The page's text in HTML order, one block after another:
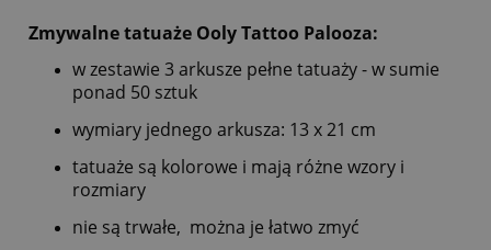
Zmywalne tatuaże Ooly Tattoo Palooza:
w zestawie 3 arkusze pełne tatuaży - w sumie
ponad 50 sztuk
wymiary jednego arkusza: 13 x 21 cm
tatuaże są kolorowe i mają różne wzory i
rozmiary
nie są trwałe, można je łatwo zmyć